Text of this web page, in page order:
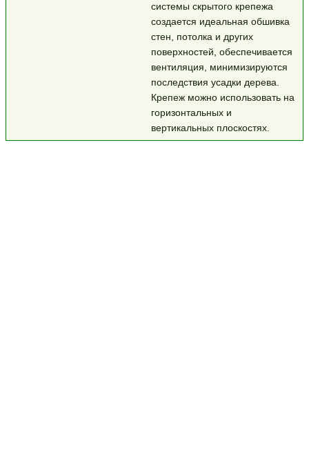
системы скрытого крепежа
создается идеальная обшивка
стен, потолка и других
поверхностей, обеспечивается
вентиляция, минимизируются
последствия усадки дерева.
Крепеж можно использовать на
горизонтальных и
вертикальных плоскостях.